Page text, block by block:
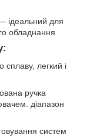
ідеальний для
обладнання
сплаву, легкий і
ручка
діапазон
систем